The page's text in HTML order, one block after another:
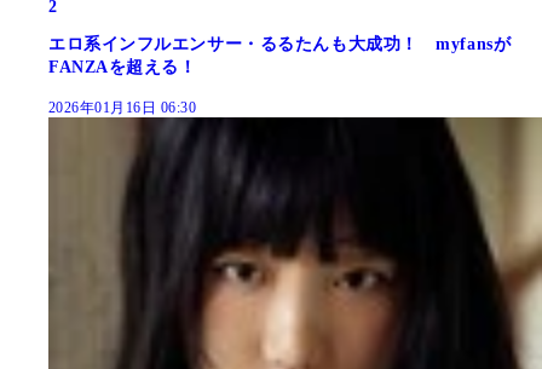
2
エロ系インフルエンサー・るるたんも大成功！ myfansが
FANZAを超える！
2026年01月16日 06:30